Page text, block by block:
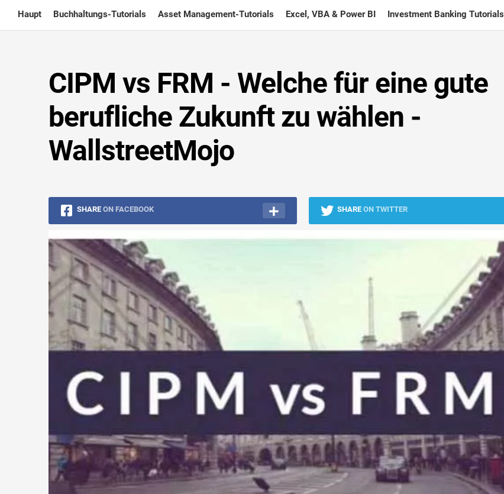
content
Haupt Buchhaltungs-Tutorials Asset Management-Tutorials Excel, VBA & Power BI Investment Banking Tutorials
CIPM vs FRM - Welche für eine gute
berufliche Zukunft zu wählen -
WallstreetMojo
SHARE ON FACEBOOK SHARE ON TWITTER